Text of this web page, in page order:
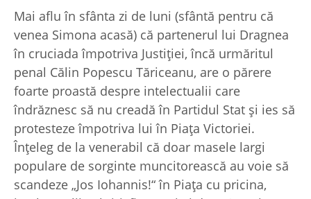
Mai aflu în sfânta zi de luni (sfântă pentru că
venea Simona acasă) că partenerul lui Dragnea
în cruciada împotriva Justiţiei, încă urmăritul
penal Călin Popescu Tăriceanu, are o părere
foarte proastă despre intelectualii care
îndrăznesc să nu creadă în Partidul Stat şi ies să
protesteze împotriva lui în Piaţa Victoriei.
Înţeleg de la venerabil că doar masele largi
populare de sorginte muncitorească au voie să
scandeze „Jos Iohannis!“ în Piaţa cu pricina,